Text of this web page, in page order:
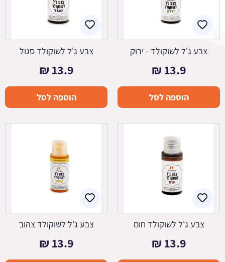
צבע ג'ל לשוקולד - ירוק
13.9
₪
הוספה לסל
צבע ג'ל לשוקולד סגול
13.9
₪
הוספה לסל
צבע ג'ל לשוקולד חום
13.9
₪
צבע ג'ל לשוקולד צהוב
13.9
₪